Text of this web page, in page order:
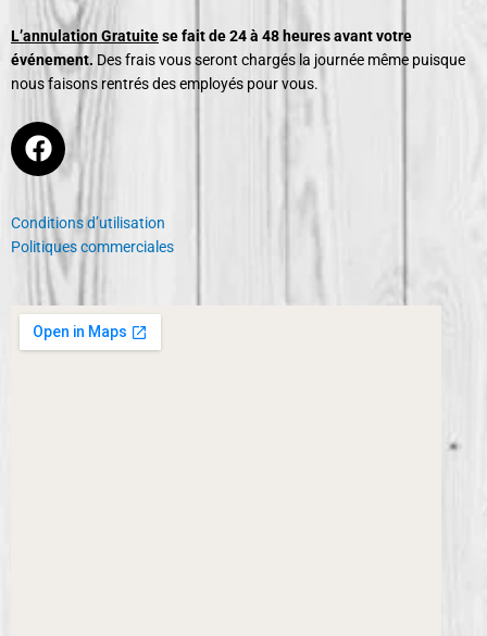
L’annulation Gratuitese fait de 24 à 48 heures avant votre
événement. Des frais vous seront chargés la journée même puisque
nous faisons rentrés des employés pour vous.
F
a
c
e
b
o
o
k
Conditions d’utilisation
Politiques commerciales